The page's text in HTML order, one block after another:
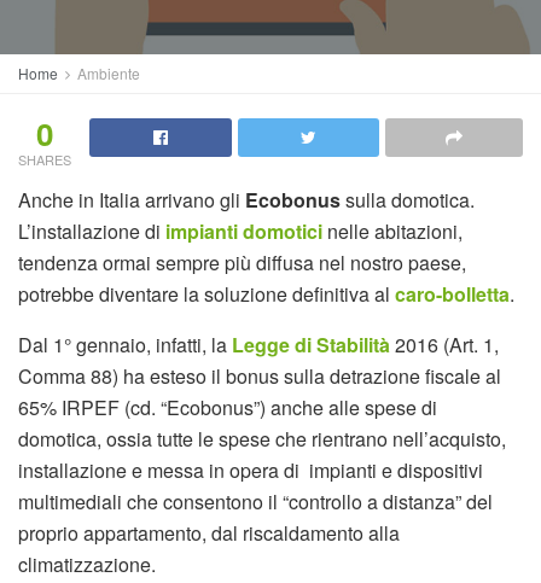
Home Ambiente
0
SHARES
Anche in Italia arrivano gli Ecobonussulla domotica.
L’installazione di impianti domotici nelle abitazioni,
tendenza ormai sempre più diffusa nel nostro paese,
potrebbe diventare la soluzione definitiva al caro-bolletta.
Dal 1° gennaio, infatti, la Legge di Stabilità2016 (Art. 1,
Comma 88) ha esteso il bonus sulla detrazione fiscale al
65% IRPEF (cd. “Ecobonus”) anche alle spese di
domotica, ossia tutte le spese che rientrano nell’acquisto,
installazione e messa in opera di impianti e dispositivi
multimediali che consentono il “controllo a distanza” del
proprio appartamento, dal riscaldamento alla
climatizzazione.